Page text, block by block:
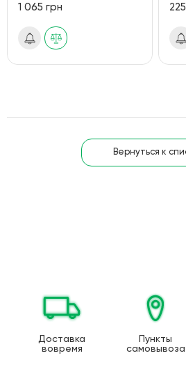
1 065 грн
Вернуться к
Доставка
вовремя
Пункты
самовывоза